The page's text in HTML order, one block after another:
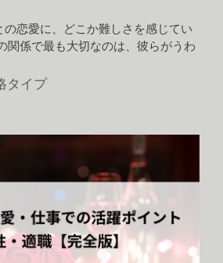
の恋愛に、どこか難しさを感じてい
関係で最も大切なのは、彼らがうわ
タイプ